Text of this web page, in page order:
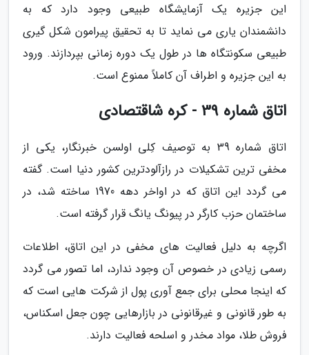
این جزیره یک آزمایشگاه طبیعی وجود دارد که به
دانشمندان یاری می نماید تا به تحقیق پیرامون شکل گیری
طبیعی سکونتگاه ها در طول یک دوره زمانی بپردازند. ورود
به این جزیره و اطراف آن کاملاً ممنوع است.
اتاق شماره 39 - کره شاقتصادی
اتاق شماره 39 به توصیف کِلی اولسن خبرنگار، یکی از
مخفی ترین تشکیلات در رازآلودترین کشور دنیا است. گفته
می گردد این اتاق که در اواخر دهه 1970 ساخته شد، در
ساختمان حزب کارگر در پیونگ یانگ قرار گرفته است.
اگرچه به دلیل فعالیت های مخفی در این اتاق، اطلاعات
رسمی زیادی در خصوص آن وجود ندارد، اما تصور می گردد
که اینجا محلی برای جمع آوری پول از شرکت هایی است که
به طور قانونی و غیرقانونی در بازارهایی چون جعل اسکناس،
فروش طلا، مواد مخدر و اسلحه فعالیت دارند.